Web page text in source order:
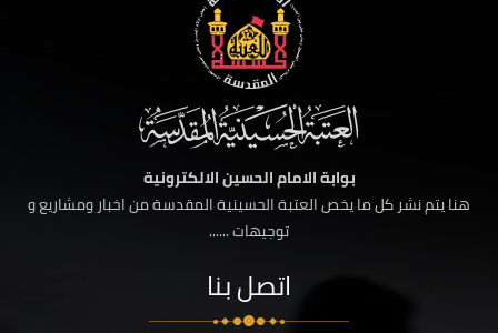
بوابة الامام الحسين الالكترونية
هنا يتم نشر كل ما يخص العتبة الحسينية المقدسة من اخبار ومشاريع و
توجيهات ......
اتصل بنا